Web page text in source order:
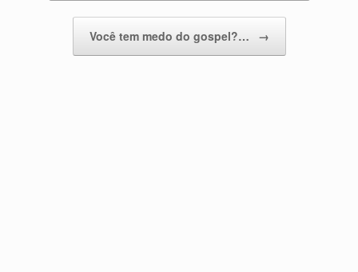
Você tem medo do gospel?… →